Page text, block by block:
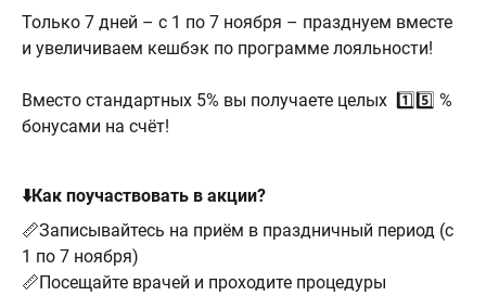
Только 7 дней – с 1 по 7 ноября – празднуем вместе
и увеличиваем кешбэк по программе лояльности!
Вместо стандартных 5% вы получаете целых 1️⃣5️⃣ %
бонусами на счёт!
⬇️Как поучаствовать в акции?
📏Записывайтесь на приём в праздничный период (с
1 по 7 ноября)
📏Посещайте врачей и проходите процедуры